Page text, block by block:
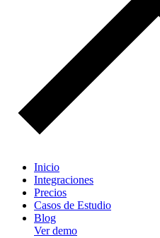
Inicio
Integraciones
Precios
Casos de Estudio
Blog
Ver demo